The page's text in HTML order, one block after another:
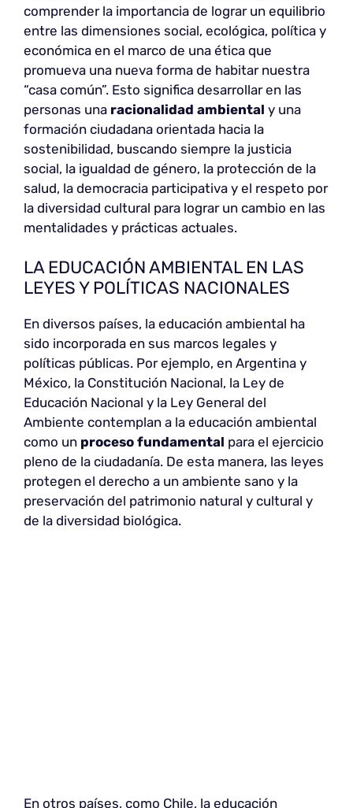
comprender la importancia de lograr un equilibrio
entre las dimensiones social, ecológica, política y
económica en el marco de una ética que
promueva una nueva forma de habitar nuestra
“casa común”. Esto significa desarrollar en las
personas una racionalidad ambiental y una
formación ciudadana orientada hacia la
sostenibilidad, buscando siempre la justicia
social, la igualdad de género, la protección de la
salud, la democracia participativa y el respeto por
la diversidad cultural para lograr un cambio en las
mentalidades y prácticas actuales.
LA EDUCACIÓN AMBIENTAL EN LAS
LEYES Y POLÍTICAS NACIONALES
En diversos países, la educación ambiental ha
sido incorporada en sus marcos legales y
políticas públicas. Por ejemplo, en Argentina y
México, la Constitución Nacional, la Ley de
Educación Nacional y la Ley General del
Ambiente contemplan a la educación ambiental
como un proceso fundamental para el ejercicio
pleno de la ciudadanía. De esta manera, las leyes
protegen el derecho a un ambiente sano y la
preservación del patrimonio natural y cultural y
de la diversidad biológica.
En otros países, como Chile, la educación